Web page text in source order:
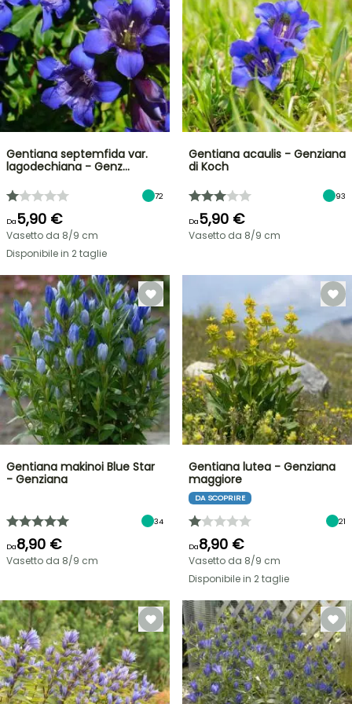
VENDITA
FLASH
FINO
AL
30%
DI
BULBI
Gentiana septemfida var.
lagodechiana - Genz…
72
Da5,90 €
Vasetto da 8/9 cm
Disponibile in 2 taglie
Gentiana acaulis - Genziana
di Koch
93
Da5,90 €
Vasetto da 8/9 cm
Gentiana makinoi Blue Star
- Genziana
34
Da8,90 €
Vasetto da 8/9 cm
Gentiana lutea - Genziana
maggiore
DA SCOPRIRE
21
Da8,90 €
Vasetto da 8/9 cm
Disponibile in 2 taglie